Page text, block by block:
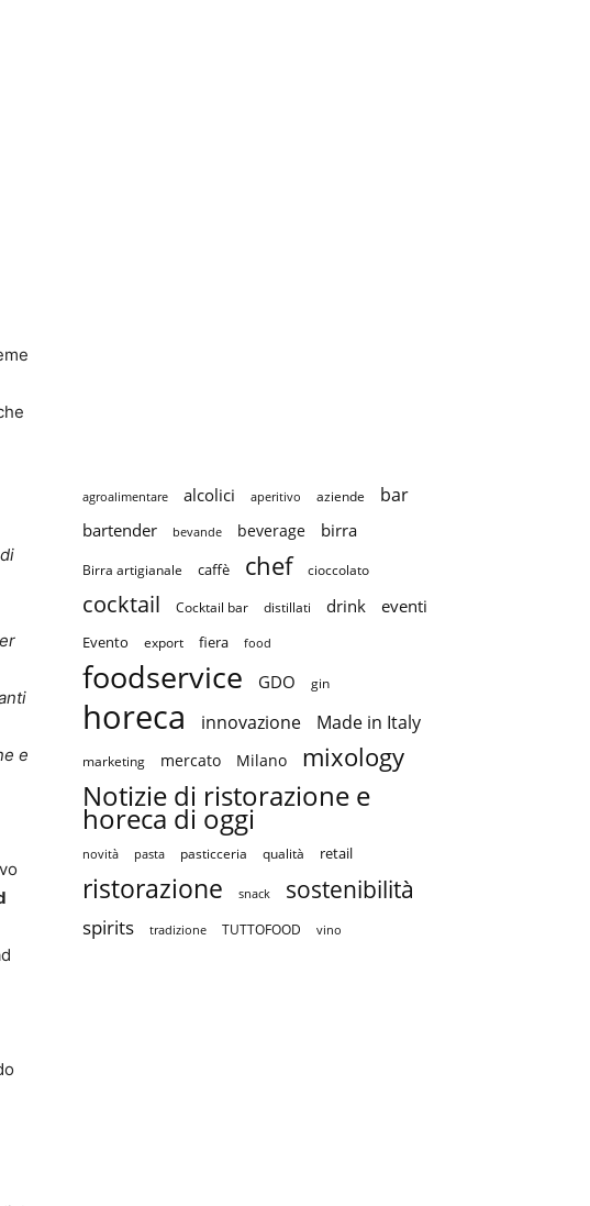
e
agroalimentare alcolici aperitivo aziende bar
bartender bevande beverage birra
Birra artigianale caffè chef cioccolato
cocktail Cocktail bar distillati drink eventi
Evento export fiera food
foodservice GDO gin
horeca innovazione Made in Italy
marketing mercato Milano mixology
Notizie di ristorazione e
horeca di oggi
novità pasta pasticceria qualità retail
ristorazione snack sostenibilità
spirits tradizione TUTTOFOOD vino